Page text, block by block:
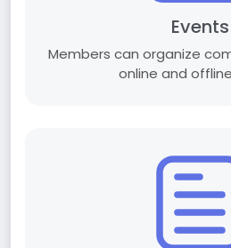
Events
Members can organize
online and